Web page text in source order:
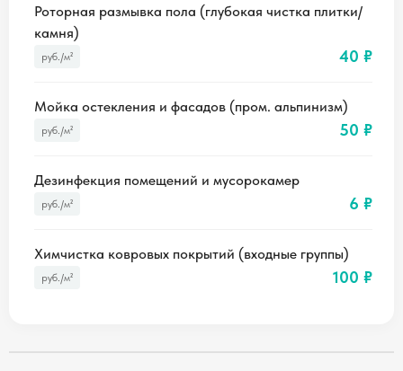
Роторная размывка пола (глубокая чистка плитки/
камня)
руб./м² 40 ₽
Мойка остекления и фасадов (пром. альпинизм)
руб./м² 50 ₽
Дезинфекция помещений и мусорокамер
руб./м² 6 ₽
Химчистка ковровых покрытий (входные группы)
руб./м² 100 ₽